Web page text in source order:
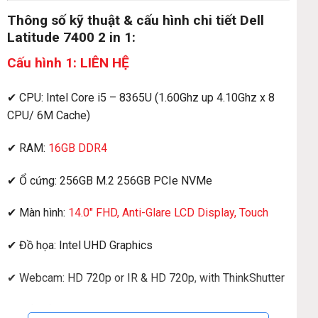
Thông số kỹ thuật & cấu hình chi tiết Dell
Latitude 7400 2 in 1:
Cấu hình 1: LIÊN HỆ
✔ CPU: Intel Core i5 – 8365U (1.60Ghz up 4.10Ghz x 8
CPU/ 6M Cache)
✔ RAM: 16GB DDR4
✔ Ổ cứng: 256GB M.2 256GB PCIe NVMe
✔ Màn hình: 14.0″ FHD, Anti-Glare LCD Display, Touch
✔ Đồ họa: Intel UHD Graphics
✔ Webcam: HD 720p or IR & HD 720p, with ThinkShutter
✔ Kết nối: 2 USB 3.1 Gen 1; 1 Thunderbolt™ 3 USB Type-